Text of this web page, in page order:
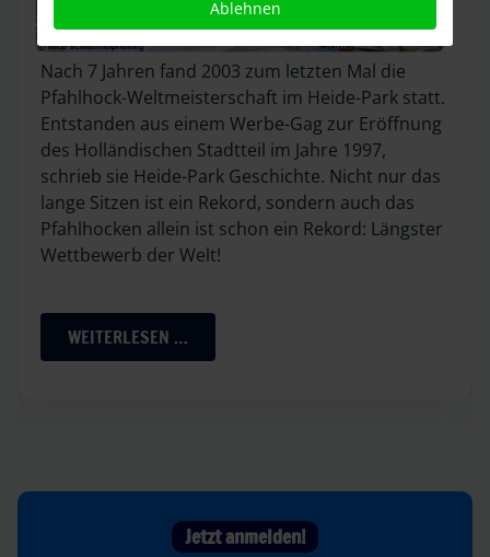
Nach 7 Jahren fand 2003 zum letzten Mal die
Pfahlhock-Weltmeisterschaft im Heide-Park statt.
Entstanden aus einem Werbe-Gag zur Eröffnung
des Holländischen Stadtteil im Jahre 1997,
schrieb sie Heide-Park Geschichte. Nicht nur das
lange Sitzen ist ein Rekord, sondern auch das
Pfahlhocken allein ist schon ein Rekord: Längster
Wettbewerb der Welt!
WEITERLESEN …
Jetzt anmelden!
Ablehnen